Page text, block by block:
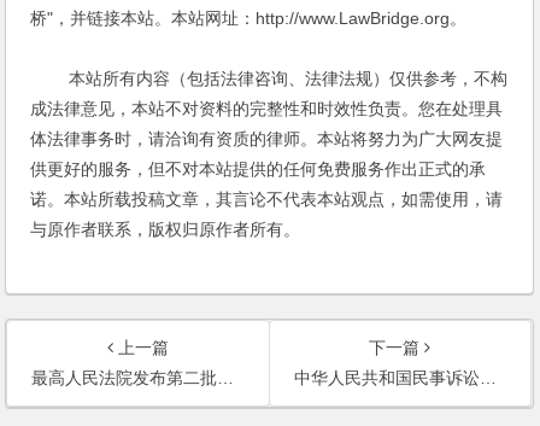
桥"，并链接本站。本站网址：http://www.LawBridge.org。
本站所有内容（包括法律咨询、法律法规）仅供参考，不构
成法律意见，本站不对资料的完整性和时效性负责。您在处理具
体法律事务时，请洽询有资质的律师。本站将努力为广大网友提
供更好的服务，但不对本站提供的任何免费服务作出正式的承
诺。本站所载投稿文章，其言论不代表本站观点，如需使用，请
与原作者联系，版权归原作者所有。
上一篇
最高人民法院发布第二批指导性案例
下一篇
中华人民共和国民事诉讼法(2012)